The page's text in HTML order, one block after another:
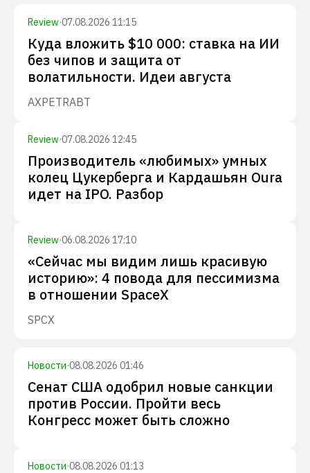
Review·07.08.2026 11:15
Куда вложить $10 000: ставка на ИИ
без чипов и защита от
волатильности. Идеи августа
AXPETRABT
Review·07.08.2026 12:45
Производитель «любимых» умных
колец Цукерберга и Кардашьян Oura
идет на IPO. Разбор
Review·06.08.2026 17:10
«Сейчас мы видим лишь красивую
историю»: 4 повода для пессимизма
в отношении SpaceX
SPCX
Новости·08.08.2026 01:46
Сенат США одобрил новые санкции
против России. Пройти весь
Конгресс может быть сложно
Новости·08.08.2026 01:13